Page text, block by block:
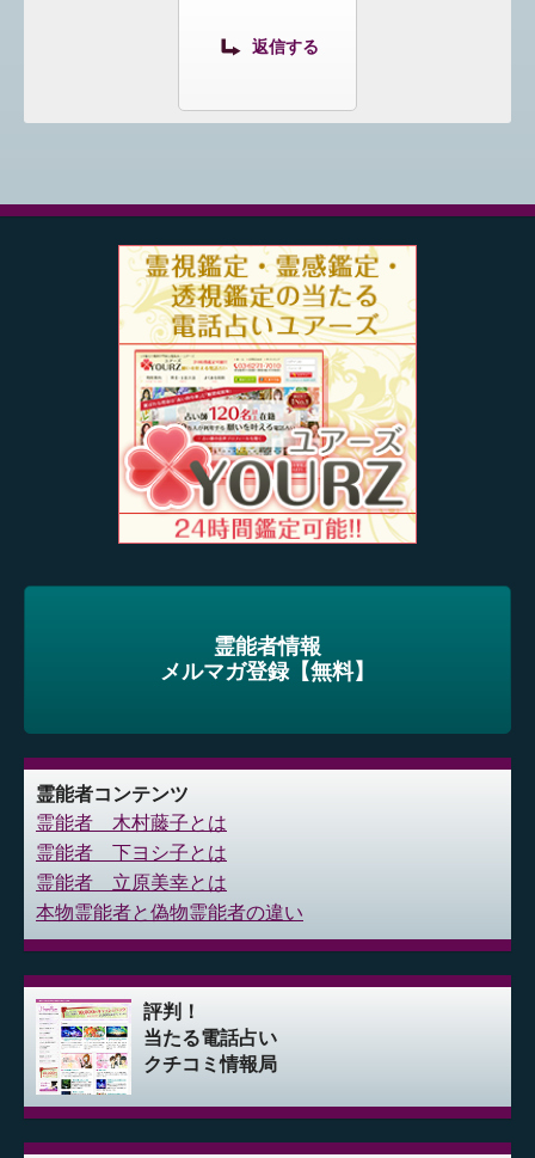
返信する
霊能者情報
メルマガ登録【無料】
霊能者コンテンツ
霊能者 木村藤子とは
霊能者 下ヨシ子とは
霊能者 立原美幸とは
本物霊能者と偽物霊能者の違い
評判！
当たる電話占い
クチコミ情報局